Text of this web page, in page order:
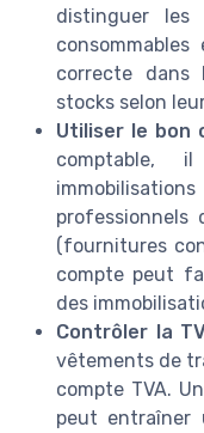
distinguer les
correcte dans
stocks selon
Utiliser le bon
comptable,
professionnels
(fournitures
compte peut
des
Contrôler la
vêtements de
compte TVA.
peut entraîner